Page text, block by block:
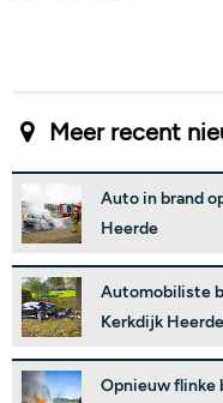
Meer recent
Auto in brand
Heerde
Automobiliste
Kerkdijk Heerde
Opnieuw flinke